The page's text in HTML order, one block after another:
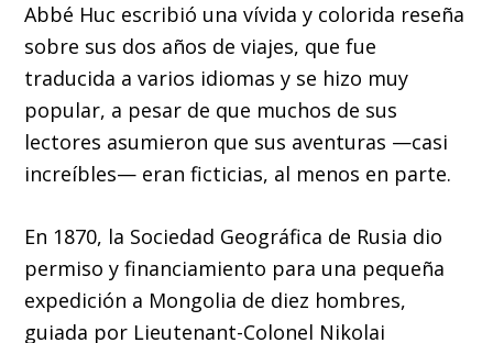
Abbé Huc escribió una vívida y colorida reseña
sobre sus dos años de viajes, que fue
traducida a varios idiomas y se hizo muy
popular, a pesar de que muchos de sus
lectores asumieron que sus aventuras —casi
increíbles— eran ficticias, al menos en parte.
En 1870, la Sociedad Geográfica de Rusia dio
permiso y financiamiento para una pequeña
expedición a Mongolia de diez hombres,
guiada por Lieutenant-Colonel Nikolai